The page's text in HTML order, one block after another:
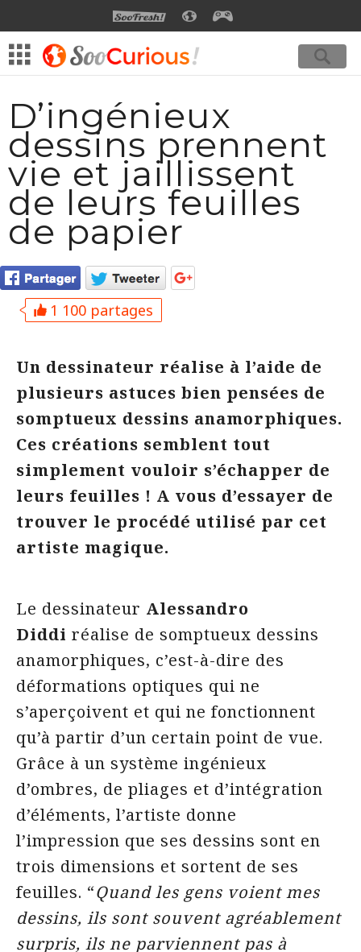
SOOFRESHSOOCURIOUS
D’ingénieux
dessins prennent
vie et jaillissent
de leurs feuilles
de papier
1 100 partages
Un dessinateur réalise à l’aide de
plusieurs astuces bien pensées de
somptueux dessins anamorphiques.
Ces créations semblent tout
simplement vouloir s’échapper de
leurs feuilles ! A vous d’essayer de
trouver le procédé utilisé par cet
artiste magique.
Le dessinateur Alessandro
Diddi réalise de somptueux dessins
anamorphiques, c’est-à-dire des
déformations optiques qui ne
s’aperçoivent et qui ne fonctionnent
qu’à partir d’un certain point de vue.
Grâce à un système ingénieux
d’ombres, de pliages et d’intégration
d’éléments, l’artiste donne
l’impression que ses dessins sont en
trois dimensions et sortent de ses
feuilles. “Quand les gens voient mes
dessins, ils sont souvent agréablement
surpris, ils ne parviennent pas à